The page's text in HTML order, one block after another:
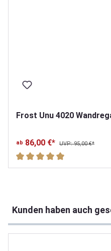
Frost Unu 4020
ab 86,00 €* UVP: 95,00 €*
Durchschnittliche
Kunden haben auch